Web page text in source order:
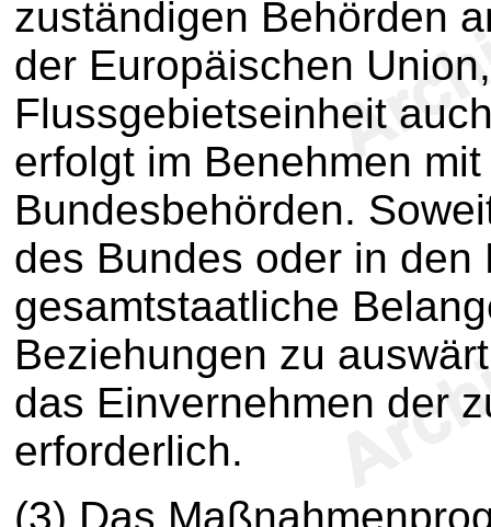
zuständigen Behörden
der Europäischen
Flussgebietseinheit
erfolgt im Benehmen
Bundesbehörden.
des Bundes oder in
gesamtstaatliche
Beziehungen zu
das Einvernehmen der
erforderlich.
(3) Das